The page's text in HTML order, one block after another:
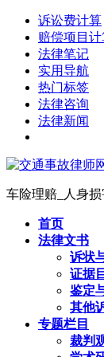
诉讼费计算
赔偿项目计
法律笔记
实用导航
热门标签
法律咨询
法律新闻
车险理赔_人身
首页
法律文书
诉状
证据
鉴定
其他
专题栏目
裁判